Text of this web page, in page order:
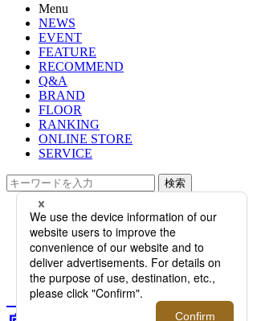
Menu
NEWS
EVENT
FEATURE
RECOMMEND
Q&A
BRAND
FLOOR
RANKING
ONLINE STORE
SERVICE
検索
TOP
PHOTO
【完全保存版！ブランド徹底ガイ
ド】vol.3｜ジェイエムウエストン
【完全保存版！ブランド徹